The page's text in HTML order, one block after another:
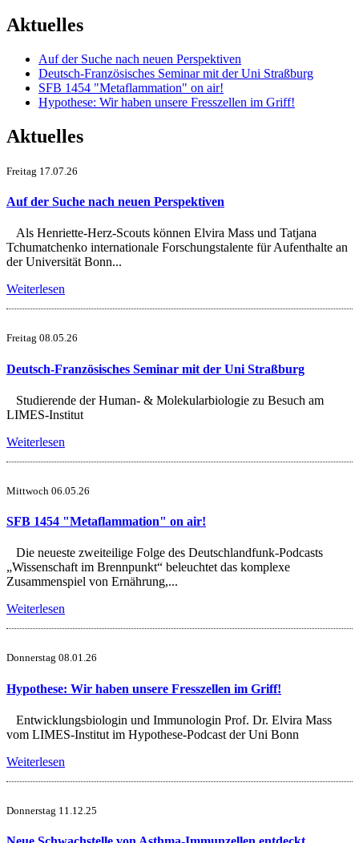
Aktuelles
Auf der Suche nach neuen Perspektiven
Deutsch-Französisches Seminar mit der Uni Straßburg
SFB 1454 "Metaflammation" on air!
Hypothese: Wir haben unsere Fresszellen im Griff!
Aktuelles
Freitag 17.07.26
Auf der Suche nach neuen Perspektiven
Als Henriette-Herz-Scouts können Elvira Mass und Tatjana
Tchumatchenko internationale Forschungstalente für Aufenthalte an
der Universität Bonn...
Weiterlesen
Freitag 08.05.26
Deutsch-Französisches Seminar mit der Uni Straßburg
Studierende der Human- & Molekularbiologie zu Besuch am
LIMES-Institut
Weiterlesen
Mittwoch 06.05.26
SFB 1454 "Metaflammation" on air!
Die neueste zweiteilige Folge des Deutschlandfunk-Podcasts
„Wissenschaft im Brennpunkt“ beleuchtet das komplexe
Zusammenspiel von Ernährung,...
Weiterlesen
Donnerstag 08.01.26
Hypothese: Wir haben unsere Fresszellen im Griff!
Entwicklungsbiologin und Immunologin Prof. Dr. Elvira Mass
vom LIMES-Institut im Hypothese-Podcast der Uni Bonn
Weiterlesen
Donnerstag 11.12.25